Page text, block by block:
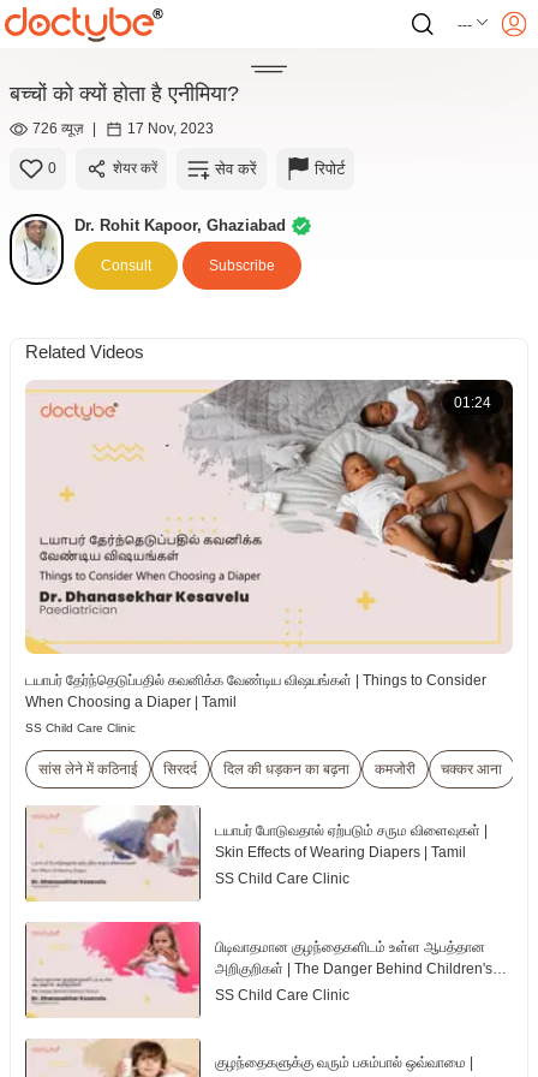
---
बच्चों को क्यों होता है एनीमिया?
726 व्यूज़ | 17 Nov, 2023
0 शेयर करें सेव करें रिपोर्ट
Dr. Rohit Kapoor, Ghaziabad
Consult Subscribe
Related Videos
01:24
டயாபர் தேர்ந்தெடுப்பதில் கவனிக்க வேண்டிய விஷயங்கள் | Things to Consider
When Choosing a Diaper | Tamil
SS Child Care Clinic
सांस लेने में कठिनाई सिरदर्द दिल की धड़कन का बढ़ना कमजोरी चक्कर आना
டயாபர் போடுவதால் ஏற்படும் சரும விளைவுகள் |
Skin Effects of Wearing Diapers | Tamil
SS Child Care Clinic
பிடிவாதமான குழந்தைகளிடம் உள்ள ஆபத்தான
அறிகுறிகள் | The Danger Behind Children's
Tantrum | Tamil
SS Child Care Clinic
குழந்தைகளுக்கு வரும் பசும்பால் ஒவ்வாமை |